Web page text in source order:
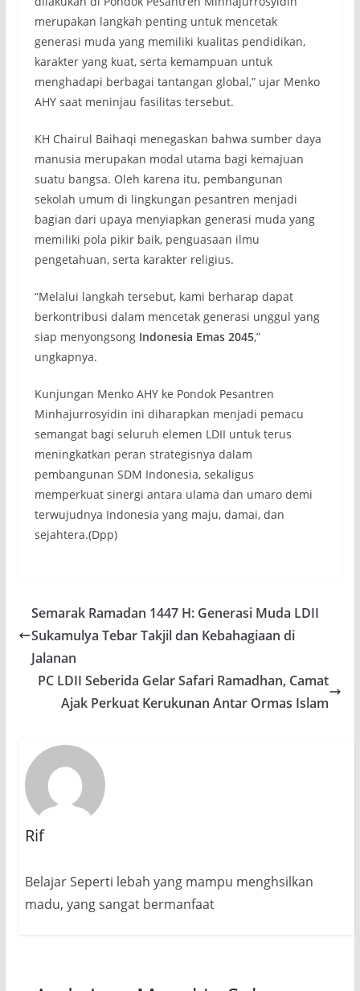
merupakan langkah penting untuk mencetak
generasi muda yang memiliki kualitas pendidikan,
karakter yang kuat, serta kemampuan untuk
menghadapi berbagai tantangan global,” ujar Menko
AHY saat meninjau fasilitas tersebut.
KH Chairul Baihaqi menegaskan bahwa sumber daya
manusia merupakan modal utama bagi kemajuan
suatu bangsa. Oleh karena itu, pembangunan
sekolah umum di lingkungan pesantren menjadi
bagian dari upaya menyiapkan generasi muda yang
memiliki pola pikir baik, penguasaan ilmu
pengetahuan, serta karakter religius.
“Melalui langkah tersebut, kami berharap dapat
berkontribusi dalam mencetak generasi unggul yang
siap menyongsong Indonesia Emas 2045,”
ungkapnya.
Kunjungan Menko AHY ke Pondok Pesantren
Minhajurrosyidin ini diharapkan menjadi pemacu
semangat bagi seluruh elemen LDII untuk terus
meningkatkan peran strategisnya dalam
pembangunan SDM Indonesia, sekaligus
memperkuat sinergi antara ulama dan umaro demi
terwujudnya Indonesia yang maju, damai, dan
sejahtera.(Dpp)
Semarak Ramadan 1447 H: Generasi Muda LDII
Sukamulya Tebar Takjil dan Kebahagiaan di
Jalanan
PC LDII Seberida Gelar Safari Ramadhan, Camat
Ajak Perkuat Kerukunan Antar Ormas Islam
Rif
Belajar Seperti lebah yang mampu menghsilkan
madu, yang sangat bermanfaat